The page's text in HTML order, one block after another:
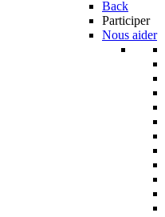
Back
Participer
Nous aider